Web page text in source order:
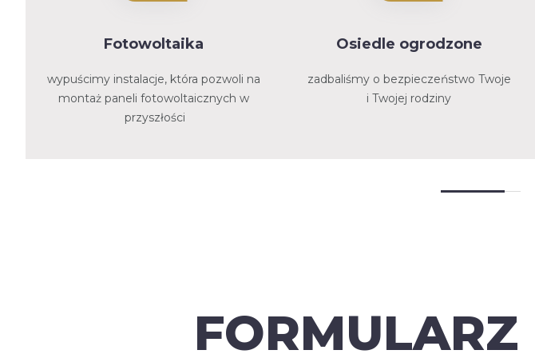
Fotowoltaika
wypuścimy instalacje, która pozwoli na
montaż paneli fotowoltaicznych w
przyszłości
Osiedle ogrodzone
zadbaliśmy o bezpieczeństwo Twoje
i Twojej rodziny
FORMULARZ